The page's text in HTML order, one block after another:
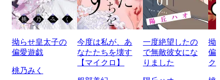
拗らせ皇太子の
偏愛遊戯
桃乃みく
今度は私が、あ
なたたちを壊す
【マイクロ】
一度絶望したの
で無敵彼女にな
りました
拗
偏
ク